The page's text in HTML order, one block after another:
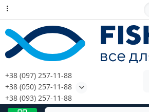
+38 (097) 257-11-88
+38 (050) 257-11-88
+38 (093) 257-11-88